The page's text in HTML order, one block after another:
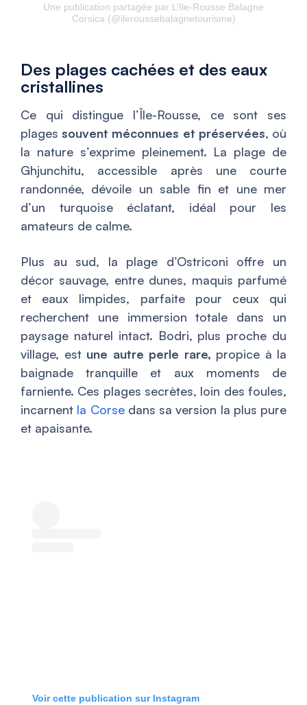
Une publication partagée par L’Ile-Rousse Balagne
Corsica (@ileroussebalagnetourisme)
Des plages cachées et des eaux
cristallines
Ce qui distingue l’Île-Rousse, ce sont ses
plagessouvent méconnues et préservées, où
la nature s’exprime pleinement. La plage de
Ghjunchitu, accessible après une courte
randonnée, dévoile un sable fin et une mer
d’un turquoise éclatant, idéal pour les
amateurs de calme.
Plus au sud, la plage d’Ostriconi offre un
décor sauvage, entre dunes, maquis parfumé
et eaux limpides, parfaite pour ceux qui
recherchent une immersion totale dans un
paysage naturel intact. Bodri, plus proche du
village, est une autre perle rare, propice à la
baignade tranquille et aux moments de
farniente. Ces plages secrètes, loin des foules,
incarnent la Corsedans sa version la plus pure
et apaisante.
Voir cette publication sur Instagram